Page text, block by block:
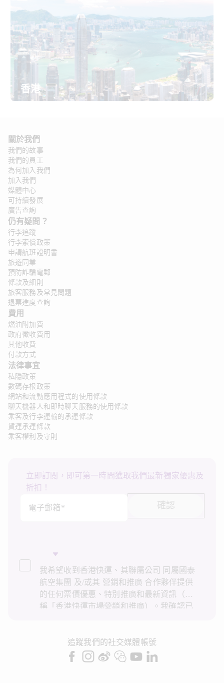
香港
關於我們
我們的故事
我們的員工
為何加入我們
加入我們
媒體中心
可持續發展
廣告查詢
仍有疑問？
行李追蹤
行李索償政策
申請航班證明書
旅遊同業
預防詐騙電郵
條款及細則
旅客服務及常見問題
退票進度查詢
費用
燃油附加費
政府徵收費用
其他收費
付款方式
法律事宜
私隱政策
數碼存根政策
網站和流動應用程式的使用條款
聊天機器人和即時聊天服務的使用條款
乘客及行李運輸的承運條款
貨運承運條款
乘客權利及守則
立即訂閱，即可第一時間獲取我們最新獨家優惠及
折扣！
電子郵箱*
確認
我希望收到香港快運、其聯屬公司 同屬國泰
航空集團 及/或其 營銷和推廣 合作夥伴提供
的任何票價優惠、特別推廣和最新資訊（統
稱「香港快運市場營銷和推廣）。我確認已
錄進行直接市場營銷和推廣。我知悉在未經
我的同意下，香港快運不會使用我的個人資
追蹤我們的社交媒體帳號